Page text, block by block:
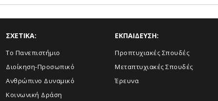
ΣΧΕΤΙΚΑ:
Το Πανεπιστήμιο
Διοίκηση-Προσωπικό
Ανθρώπινο Δυναμικό
Κοινωνική Δράση
ΕΚΠΑΙΔΕΥΣΗ:
Προπτυχιακές Σπουδές
Μεταπτυχιακές Σπουδές
Έρευνα